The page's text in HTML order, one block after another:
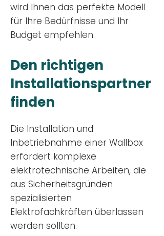
wird Ihnen das perfekte Modell
für Ihre Bedürfnisse und Ihr
Budget empfehlen.
Den richtigen
Installationspartner
finden
Die Installation und
Inbetriebnahme einer Wallbox
erfordert komplexe
elektrotechnische Arbeiten, die
aus Sicherheitsgründen
spezialisierten
Elektrofachkräften überlassen
werden sollten.